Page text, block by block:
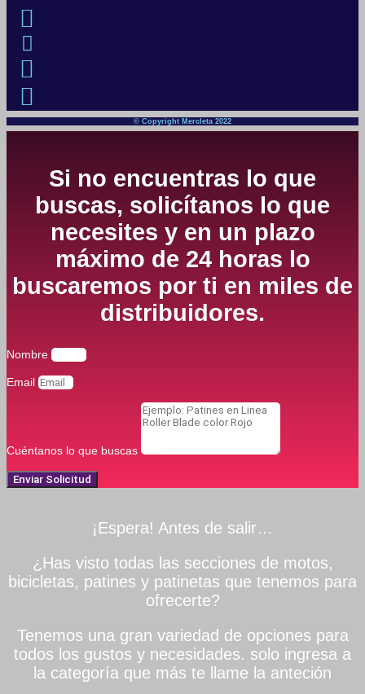
© Copyright Mercleta 2022
Si no encuentras lo que
buscas, solicítanos lo que
necesites y en un plazo
máximo de 24 horas lo
buscaremos por ti en miles de
distribuidores.
Nombre
Email
Cuéntanos lo que buscas
Enviar Solicitud
¡Espera! Antes de salir…
¿Has visto todas las secciones de motos,
bicicletas, patines y patinetas que tenemos para
ofrecerte?
Tenemos una gran variedad de opciones para
todos los gustos y necesidades. solo ingresa a
la categoría que más te llame la anteción